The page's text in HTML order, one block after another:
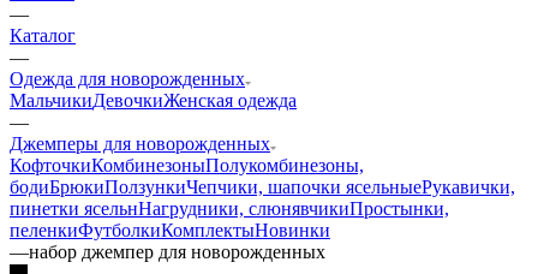
—
Каталог
—
Одежда для новорожденных
МальчикиДевочкиЖенская одежда
—
Джемперы для новорожденных
КофточкиКомбинезоныПолукомбинезоны,
бодиБрюкиПолзункиЧепчики, шапочки ясельныеРукавички,
пинетки ясельнНагрудники, слюнявчикиПростынки,
пеленкиФутболкиКомплектыНовинки
—набор джемпер для новорожденных